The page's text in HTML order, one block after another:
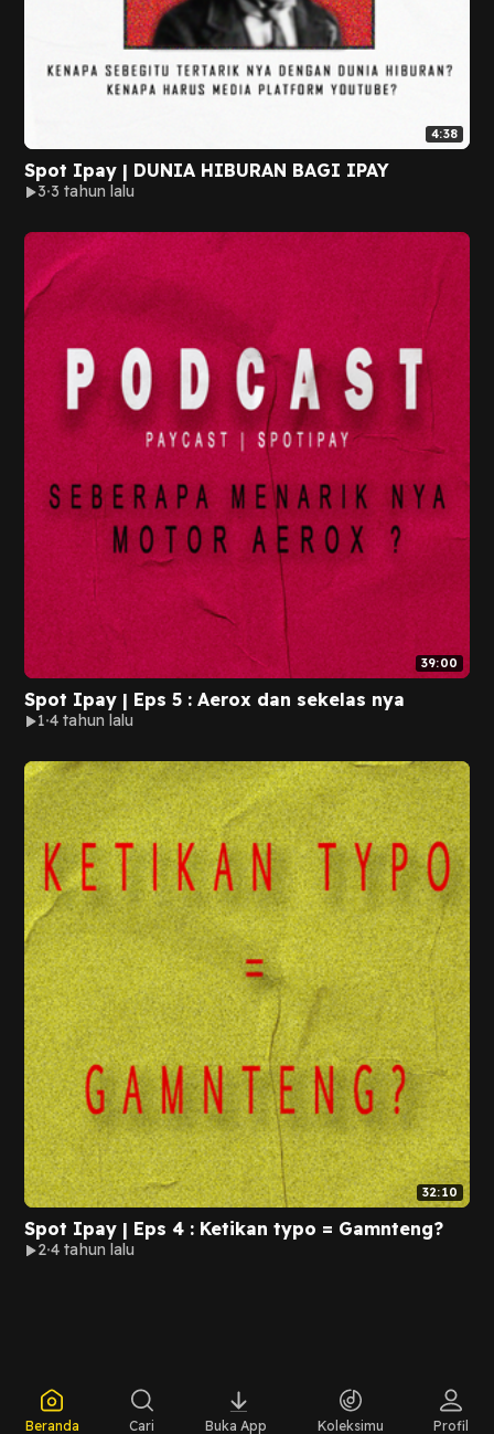
4:38
Spot Ipay | DUNIA HIBURAN BAGI IPAY
3 3 tahun lalu
39:00
Spot Ipay | Eps 5 : Aerox dan sekelas nya
1 4 tahun lalu
32:10
Spot Ipay | Eps 4 : Ketikan typo = Gamnteng?
2 4 tahun lalu
Beranda Cari Buka App Koleksimu Profil